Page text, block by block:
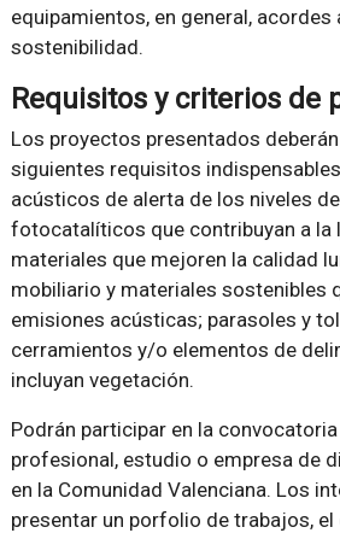
equipamientos, en general, acordes
sostenibilidad.
Requisitos y criterios de
Los proyectos presentados
siguientes requisitos
acústicos de alerta de los niveles
fotocatalíticos que contribuyan a la
materiales que mejoren la calidad
mobiliario y materiales sostenibles
emisiones acústicas; parasoles y
cerramientos y/o elementos de
incluyan vegetación.
Podrán participar en la
profesional, estudio o empresa de
en la Comunidad Valenciana. Los
presentar un porfolio de trabajos, el